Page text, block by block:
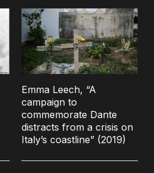
Emma Leech, “A
campaign to
commemorate Dante
distracts from a crisis on
Italy’s coastline” (2019)